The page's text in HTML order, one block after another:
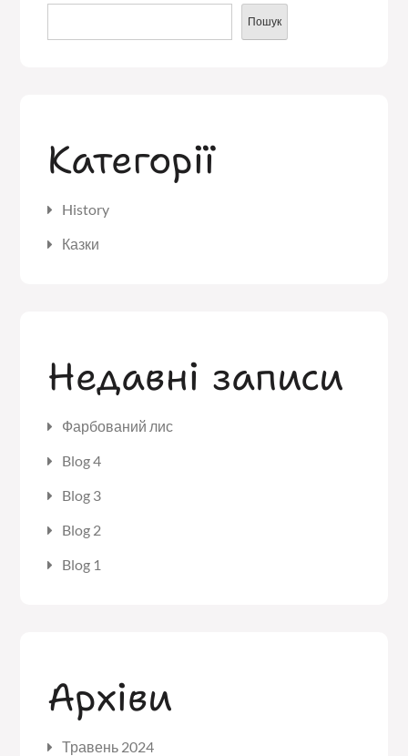
Пошук
Категорії
History
Казки
Недавні записи
Фарбований лис
Blog 4
Blog 3
Blog 2
Blog 1
Архіви
Травень 2024